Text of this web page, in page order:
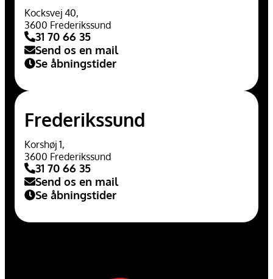
Kocksvej 40,
3600 Frederikssund
31 70 66 35
Send os en mail
Se åbningstider
Frederikssund
Korshøj 1,
3600 Frederikssund
31 70 66 35
Send os en mail
Se åbningstider